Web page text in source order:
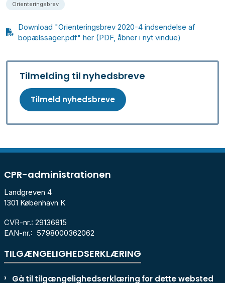
Orienteringsbrev
Download "Orienteringsbrev 2020-4 indsendelse af
bopælssager.pdf" her (PDF, åbner i nyt vindue)
Tilmelding til nyhedsbreve
Tilmeld nyhedsbreve
CPR-administrationen
Landgreven 4
1301 København K
CVR-nr.: 29136815
EAN-nr.: 5798000362062
TILGÆNGELIGHEDSERKLÆRING
Gå til tilgængelighedserklæring for dette websted